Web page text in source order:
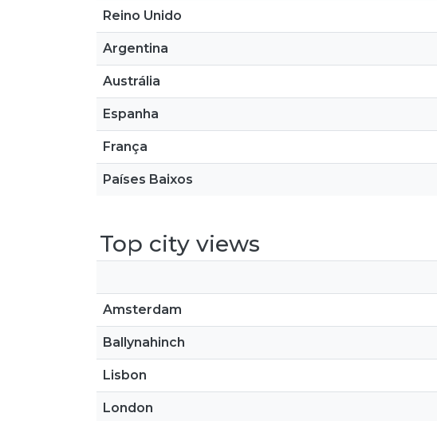
Reino Unido
Argentina
Austrália
Espanha
França
Países Baixos
Top city views
Amsterdam
Ballynahinch
Lisbon
London